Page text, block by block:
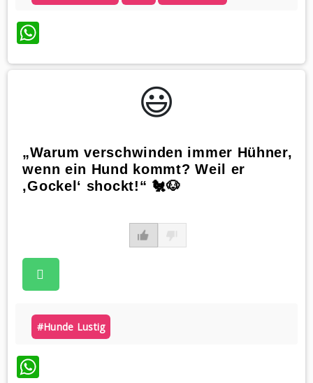
WhatsApp
😃️
„Warum verschwinden immer Hühner,
wenn ein Hund kommt? Weil er
‚Gockel‘ shockt!“ 🐔🐶
#hunde Lustig
WhatsApp